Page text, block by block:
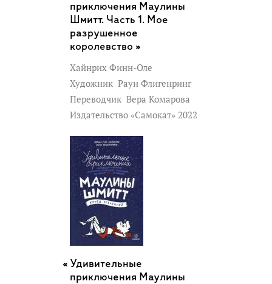
приключения Маулины
Шмитт. Часть 1. Мое
разрушенное
королевство »
Хайнрих Финн-Оле
Художник Раун Флигенринг
Переводчик Вера Комарова
Издательство «Самокат» 2022
Удивительные
приключения Маулины